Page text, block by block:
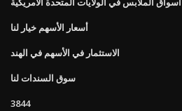
أسعار الأسهم خيار لنا
الاستثمار في الأسهم في الهند
سوق السندات لنا
3844